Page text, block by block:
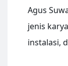
Agus
jenis
instalasi,